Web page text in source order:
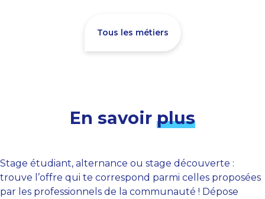
Tous les métiers
En savoir plus
Stage étudiant, alternance ou stage découverte :
trouve l’offre qui te correspond parmi celles proposées
par les professionnels de la communauté ! Dépose